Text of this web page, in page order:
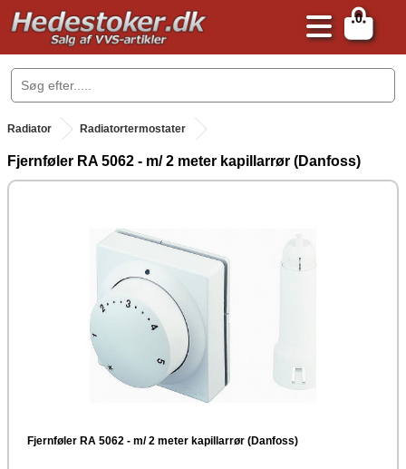
0
.
Radiator Radiatortermostater
Fjernføler RA 5062 - m/ 2 meter kapillarrør (Danfoss)
Fjernføler RA 5062 - m/ 2 meter kapillarrør (Danfoss)